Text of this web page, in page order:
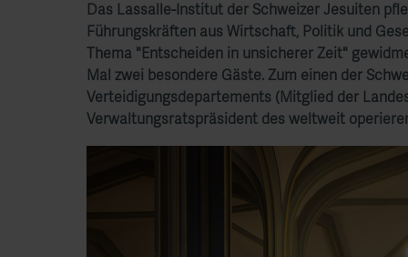
Das Lassalle-Institut der Schweizer Jesuiten
Führungskräften aus Wirtschaft, Politik und
Thema "Entscheiden in unsicherer Zeit"
Mal zwei besondere Gäste. Zum einen der
Verteidigungsdepartements (Mitglied der
Verwaltungsratspräsident des weltweit